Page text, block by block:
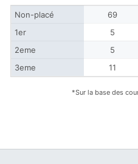
Non-placé 69
1er
5
2eme
5
3eme
11
*Sur la base des